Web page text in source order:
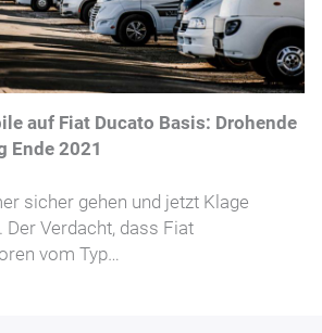
auf Fiat Ducato Basis: Drohende
Ende 2021
sicher gehen und jetzt Klage
Der Verdacht, dass Fiat
vom Typ…